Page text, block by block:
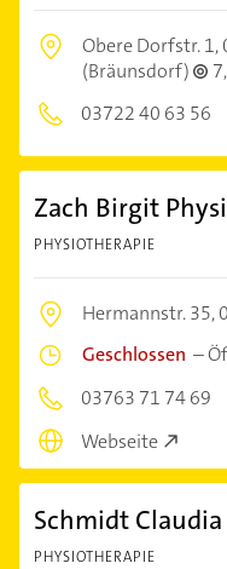
Obere Dorfstr. 1,
(Bräunsdorf)
03722 40 63 56
Zach Birgit
PHYSIOTHERAPIE
Hermannstr. 35,
Geschlossen –
03763 71 74 69
Webseite
Schmidt Claudia
PHYSIOTHERAPIE